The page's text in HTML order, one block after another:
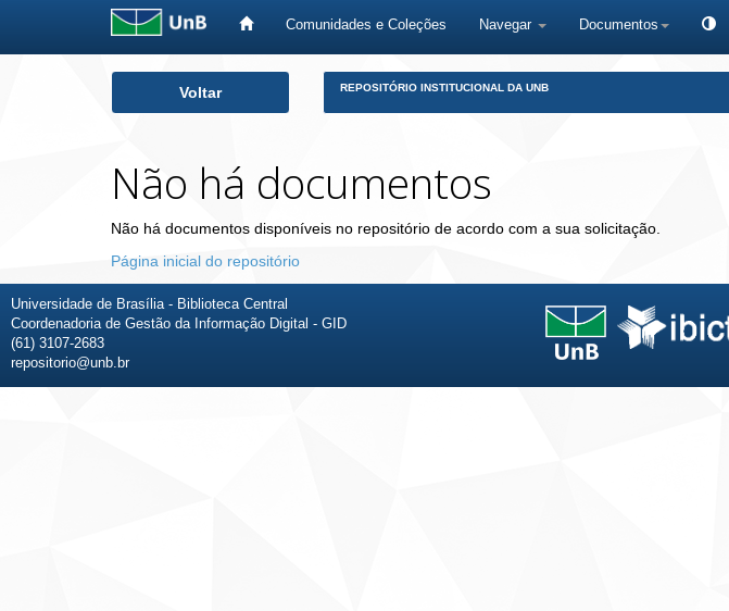
Comunidades e Coleções Navegar Documentos
Voltar REPOSITÓRIO INSTITUCIONAL DA UNB
Não há documentos
Não há documentos disponíveis no repositório de acordo com a sua solicitação.
Página inicial do repositório
Universidade de Brasília - Biblioteca Central
Coordenadoria de Gestão da Informação Digital - GID
(61) 3107-2683
repositorio@unb.br